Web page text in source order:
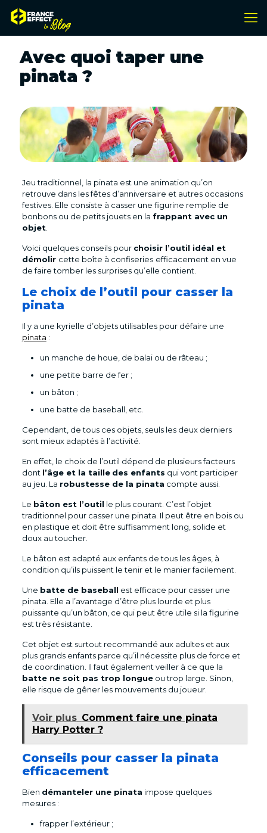
Avec quoi taper une
pinata ?
Jeu traditionnel, la pinata est une animation qu’on
retrouve dans les fêtes d’anniversaire et autres occasions
festives. Elle consiste à casser une figurine remplie de
bonbons ou de petits jouets en la frappant avec un
objet.
Voici quelques conseils pour choisir l’outil idéal et
démolir cette boîte à confiseries efficacement en vue
de faire tomber les surprises qu’elle contient.
Le choix de l’outil pour casser la
pinata
Il y a une kyrielle d’objets utilisables pour défaire une
pinata :
un manche de houe, de balai ou de râteau ;
une petite barre de fer ;
un bâton ;
une batte de baseball, etc.
Cependant, de tous ces objets, seuls les deux derniers
sont mieux adaptés à l’activité.
En effet, le choix de l’outil dépend de plusieurs facteurs
dont l’âge et la taille des enfants qui vont participer
au jeu. La robustesse de la pinata compte aussi.
Le bâton est l’outil le plus courant. C’est l’objet
traditionnel pour casser une pinata. Il peut être en bois ou
en plastique et doit être suffisamment long, solide et
doux au toucher.
Le bâton est adapté aux enfants de tous les âges, à
condition qu’ils puissent le tenir et le manier facilement.
Une batte de baseball est efficace pour casser une
pinata. Elle a l’avantage d’être plus lourde et plus
puissante qu’un bâton, ce qui peut être utile si la figurine
est très résistante.
Cet objet est surtout recommandé aux adultes et aux
plus grands enfants parce qu’il nécessite plus de force et
de coordination. Il faut également veiller à ce que la
batte ne soit pas trop longueou trop large. Sinon,
elle risque de gêner les mouvements du joueur.
Voir plus Comment faire une pinata
Harry Potter ?
Conseils pour casser la pinata
efficacement
Bien démanteler une pinata impose quelques
mesures :
frapper l’extérieur ;